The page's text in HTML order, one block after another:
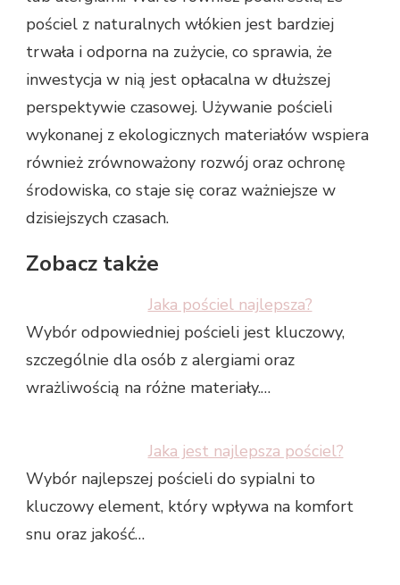
pościel z naturalnych włókien jest bardziej
trwała i odporna na zużycie, co sprawia, że
inwestycja w nią jest opłacalna w dłuższej
perspektywie czasowej. Używanie pościeli
wykonanej z ekologicznych materiałów wspiera
również zrównoważony rozwój oraz ochronę
środowiska, co staje się coraz ważniejsze w
dzisiejszych czasach.
Zobacz także
Jaka pościel najlepsza?
Wybór odpowiedniej pościeli jest kluczowy,
szczególnie dla osób z alergiami oraz
wrażliwością na różne materiały.…
Jaka jest najlepsza pościel?
Wybór najlepszej pościeli do sypialni to
kluczowy element, który wpływa na komfort
snu oraz jakość…